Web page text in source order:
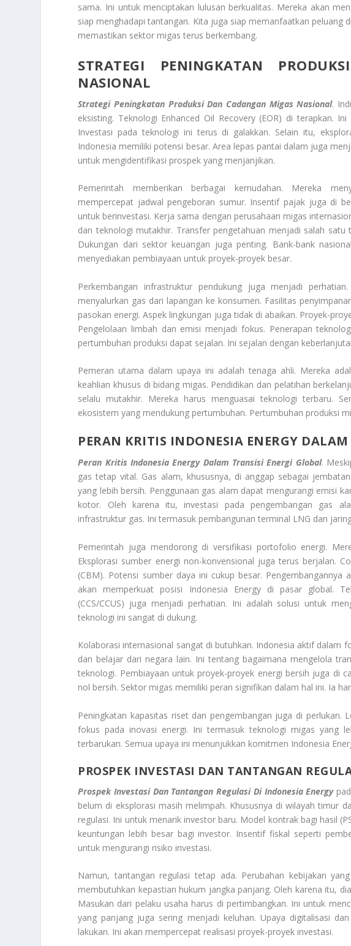
sama. Ini untuk menciptakan lulusan berkualitas. Mereka akan
siap menghadapi tantangan. Kita juga siap memanfaatkan peluang
memastikan sektor migas terus berkembang.
STRATEGI PENINGKATAN
NASIONAL
Strategi Peningkatan Produksi Dan Cadangan Migas Nasional.
eksisting. Teknologi Enhanced Oil Recovery (EOR) di terapkan.
Investasi pada teknologi ini terus di galakkan. Selain itu,
Indonesia memiliki potensi besar. Area lepas pantai dalam juga
untuk mengidentifikasi prospek yang menjanjikan.
Pemerintah memberikan berbagai kemudahan. Mereka
mempercepat jadwal pengeboran sumur. Insentif pajak juga di
untuk berinvestasi. Kerja sama dengan perusahaan migas
dan teknologi mutakhir. Transfer pengetahuan menjadi salah satu
Dukungan dari sektor keuangan juga penting. Bank-bank
menyediakan pembiayaan untuk proyek-proyek besar.
Perkembangan infrastruktur pendukung juga menjadi
menyalurkan gas dari lapangan ke konsumen. Fasilitas
pasokan energi. Aspek lingkungan juga tidak di abaikan. Proyek-
Pengelolaan limbah dan emisi menjadi fokus. Penerapan
pertumbuhan produksi dapat sejalan. Ini sejalan dengan
Pemeran utama dalam upaya ini adalah tenaga ahli. Mereka
keahlian khusus di bidang migas. Pendidikan dan pelatihan
selalu mutakhir. Mereka harus menguasai teknologi terbaru.
ekosistem yang mendukung pertumbuhan. Pertumbuhan produksi
PERAN KRITIS INDONESIA ENERGY
Peran Kritis Indonesia Energy Dalam Transisi Energi Global.
gas tetap vital. Gas alam, khususnya, di anggap sebagai
yang lebih bersih. Penggunaan gas alam dapat mengurangi emisi
kotor. Oleh karena itu, investasi pada pengembangan gas
infrastruktur gas. Ini termasuk pembangunan terminal LNG dan
Pemerintah juga mendorong di versifikasi portofolio energi.
Eksplorasi sumber energi non-konvensional juga terus berjalan.
(CBM). Potensi sumber daya ini cukup besar.
akan memperkuat posisi Indonesia Energy di pasar global.
(CCS/CCUS) juga menjadi perhatian. Ini adalah solusi untuk
teknologi ini sangat di dukung.
Kolaborasi internasional sangat di butuhkan. Indonesia aktif dalam
dan belajar dari negara lain. Ini tentang bagaimana mengelola
teknologi. Pembiayaan untuk proyek-proyek energi bersih juga di
nol bersih. Sektor migas memiliki peran signifikan dalam hal ini. Ia
Peningkatan kapasitas riset dan pengembangan juga di perlukan.
fokus pada inovasi energi. Ini termasuk teknologi migas yang
terbarukan. Semua upaya ini menunjukkan komitmen Indonesia
PROSPEK INVESTASI DAN TANTANGAN
Prospek Investasi Dan Tantangan Regulasi Di Indonesia Energy
belum di eksplorasi masih melimpah. Khususnya di wilayah timur
regulasi. Ini untuk menarik investor baru. Model kontrak bagi hasil
keuntungan lebih besar bagi investor. Insentif fiskal seperti
untuk mengurangi risiko investasi.
Namun, tantangan regulasi tetap ada. Perubahan kebijakan
membutuhkan kepastian hukum jangka panjang. Oleh karena itu,
Masukan dari pelaku usaha harus di pertimbangkan. Ini untuk
yang panjang juga sering menjadi keluhan. Upaya digitalisasi
lakukan. Ini akan mempercepat realisasi proyek-proyek investasi.